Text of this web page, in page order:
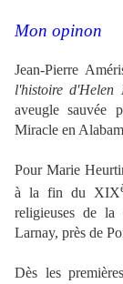
Mon opinon
Jean-Pierre
l'histoire d'Helen
aveugle sauvée
Miracle en
Pour Marie
à la fin du XIX
religieuses de la
Larnay, près de
Dès les